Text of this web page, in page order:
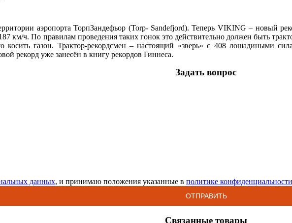
аэропорта ТорпЗандефьор (Torp- Sandefjord). Теперь VIKING – новый
км/ч. По правилам проведения таких гонок это действительно должен быть
косить газон. Трактор-рекордсмен – настоящий «зверь» с 408
рекорд уже занесён в книгу рекордов Гиннеса.
Задать вопрос
данных, и принимаю положения указанные в политике конфиденциальности
Связанные товары